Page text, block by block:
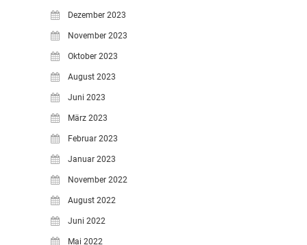
Dezember 2023
November 2023
Oktober 2023
August 2023
Juni 2023
März 2023
Februar 2023
Januar 2023
November 2022
August 2022
Juni 2022
Mai 2022